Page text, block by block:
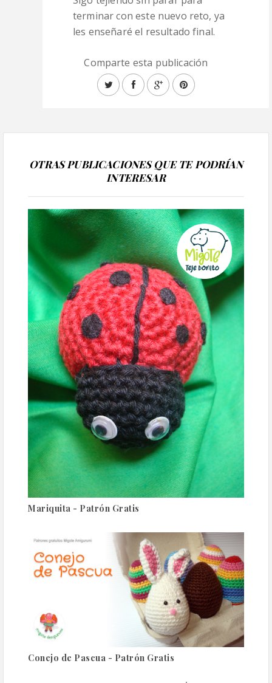
terminar con este nuevo reto, ya
les enseñaré el resultado final.
Comparte esta publicación
OTRAS PUBLICACIONES QUE TE PODRÍAN
INTERESAR
Mariquita - Patrón Gratis
Conejo de Pascua - Patrón Gratis